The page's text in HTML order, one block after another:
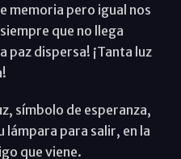
memoria pero igual nos
que no llega
paz dispersa! ¡Tanta luz
símbolo de esperanza,
lámpara para salir, en la
que viene.